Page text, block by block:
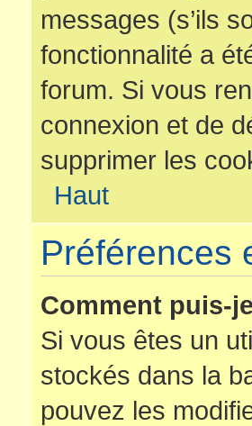
messages (s’ils
fonctionnalité a
forum. Si vous
connexion et de
supprimer les
Haut
Préférences
Comment puis-
Si vous êtes un
stockés dans la
pouvez les